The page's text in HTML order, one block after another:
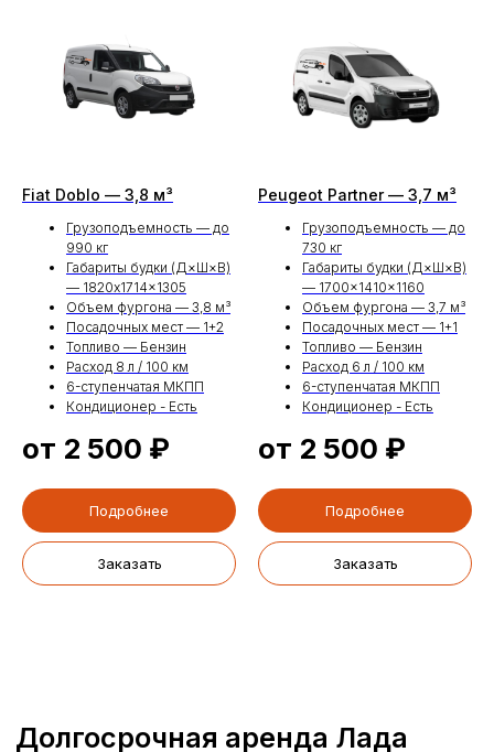
Fiat Doblo — 3,8 м³
Грузоподъемность — до
990 кг
Габариты будки (Д×Ш×В)
— 1820x1714x1305
Объем фургона — 3,8 м³
Посадочных мест — 1+2
Топливо — Бензин
Расход 8 л / 100 км
6-ступенчатая МКПП
Кондиционер - Есть
от 2 500 ₽
Подробнее
Заказать
Peugeot Partner — 3,7 м³
Грузоподъемность — до
730 кг
Габариты будки (Д×Ш×В)
— 1700×1410×1160
Объем фургона — 3,7 м³
Посадочных мест — 1+1
Топливо — Бензин
Расход 6 л / 100 км
6-ступенчатая МКПП
Кондиционер - Есть
от 2 500 ₽
Подробнее
Заказать
аренды, тем ниже суточная стоимость.
Аренда пассажирскогоЛада Ларгус 1
поколения позволит вам комфортно
бизнеса — бронируйте автомобиль и
Остались вопросы?
Оставьте заявку, мы свяжемся и
проконсультируем Вас
Я соглашаюсь сПолитикой обработки персональных данных